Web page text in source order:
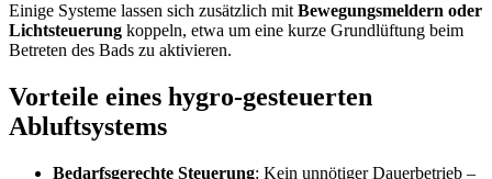
Einige Systeme lassen sich zusätzlich mitBewegungsmeldern oder
Lichtsteuerung koppeln, etwa um eine kurze Grundlüftung beim
Betreten des Bads zu aktivieren.
Vorteile eines hygro-gesteuerten
Abluftsystems
Bedarfsgerechte Steuerung: Kein unnötiger Dauerbetrieb –